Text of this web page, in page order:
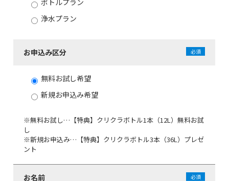
ボトルプラン
浄水プラン
お申込み区分 必須
無料お試し希望
新規お申込み希望
※無料お試し…【特典】クリクラボトル1本（12L）無料お試
し
※新規お申込み…【特典】クリクラボトル3本（36L）プレゼ
ント
お名前 必須